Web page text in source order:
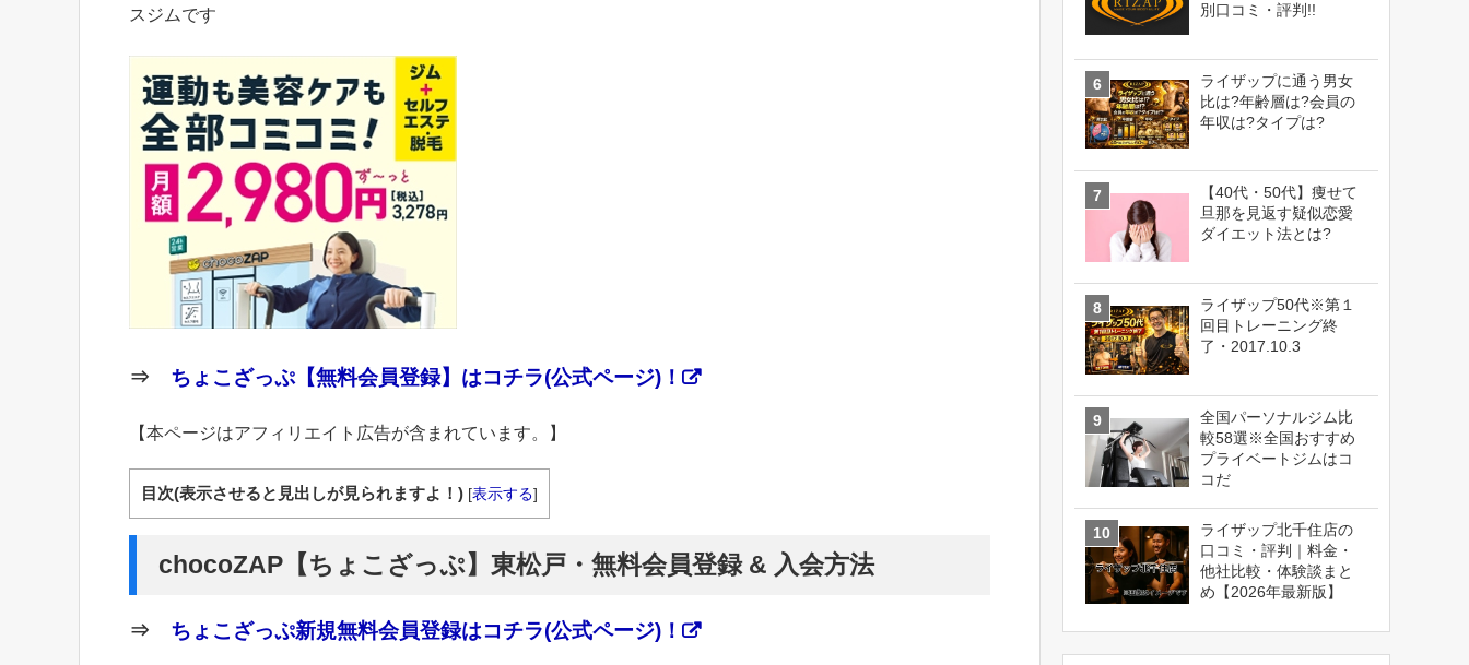
スジムです
⇒ ちょこざっぷ【無料会員登録】はコチラ(公式ページ)！
【本ページはアフィリエイト広告が含まれています。】
目次(表示させると見出しが見られますよ！) [表示する]
chocoZAP【ちょこざっぷ】東松戸・無料会員登録 & 入会方法
⇒ ちょこざっぷ新規無料会員登録はコチラ(公式ページ)！
別口コミ・評判!!
ライザップに通う男女
比は?年齢層は?会員の
年収は?タイプは?
【40代・50代】痩せて
旦那を見返す疑似恋愛
ダイエット法とは?
ライザップ50代※第１
回目トレーニング終
了・2017.10.3
全国パーソナルジム比
較58選※全国おすすめ
プライベートジムはコ
コだ
ライザップ北千住店の
口コミ・評判｜料金・
他社比較・体験談まと
め【2026年最新版】